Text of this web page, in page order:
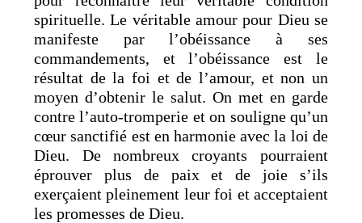
spirituelle. Le véritable amour pour Dieu se
manifeste par l’obéissance à ses
commandements, et l’obéissance est le
résultat de la foi et de l’amour, et non un
moyen d’obtenir le salut. On met en garde
contre l’auto-tromperie et on souligne qu’un
cœur sanctifié est en harmonie avec la loi de
Dieu. De nombreux croyants pourraient
éprouver plus de paix et de joie s’ils
exerçaient pleinement leur foi et acceptaient
les promesses de Dieu.